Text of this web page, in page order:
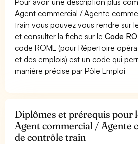
Agent commercial / Agente
train vous pouvez vous rendre sur
et consulter la fiche sur leCode
code ROME (pour Répertoire
et des emplois) est un code qui
manière précise par Pôle Emploi
Diplômes et prérequis pour
Agent commercial / Agente
de contrôle train